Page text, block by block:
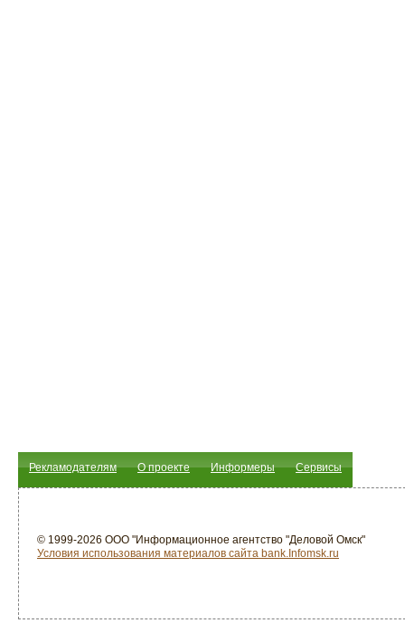
Рекламодателям О проекте Информеры Сервисы
© 1999-2026 ООО "Информационное агентство "Деловой Омск"
Условия использования материалов сайта bank.Infomsk.ru